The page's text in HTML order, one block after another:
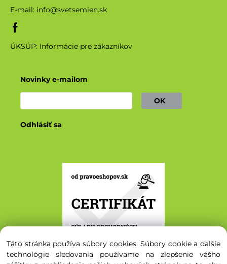
E-mail: info@svetsemien.sk
ÚKSÚP: Informácie pre zákazníkov
Novinky e-mailom
OK
Odhlásiť sa
Táto stránka používa súbory cookies. Súbory cookie a ďalšie
technológie sledovania používame na zlepšenie vášho